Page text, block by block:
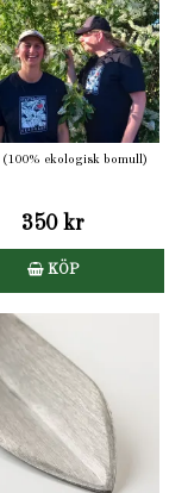
ekologisk bomull)
350 kr
KÖP